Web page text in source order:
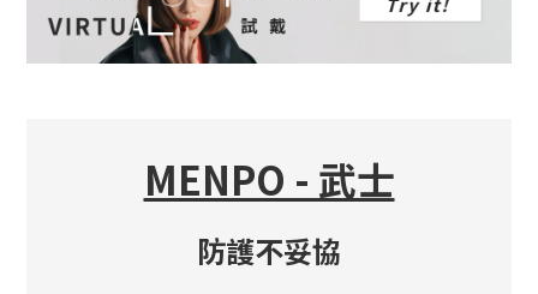
MENPO - 武士
防護不妥協